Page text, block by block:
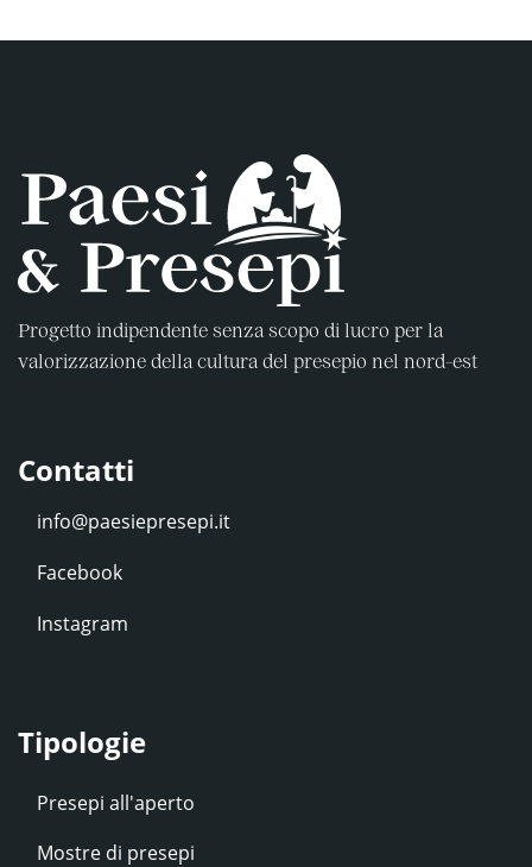
Progetto indipendente senza scopo di lucro per la
valorizzazione della cultura del presepio nel nord-est
Contatti
Facebook
Instagram
Tipologie
Presepi all'aperto
Mostre di presepi